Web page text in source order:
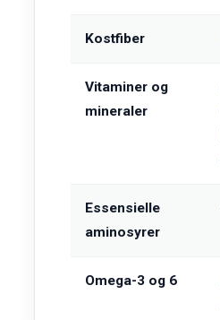
Kostfiber
Vitaminer og
mineraler
Essensielle
aminosyrer
Omega-3 og 6